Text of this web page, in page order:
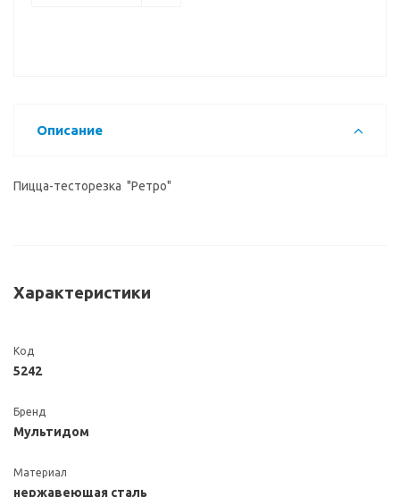
Описание
Пицца-тесторезка "Ретро"
Характеристики
Код
5242
Бренд
Мультидом
Материал
нержавеющая сталь